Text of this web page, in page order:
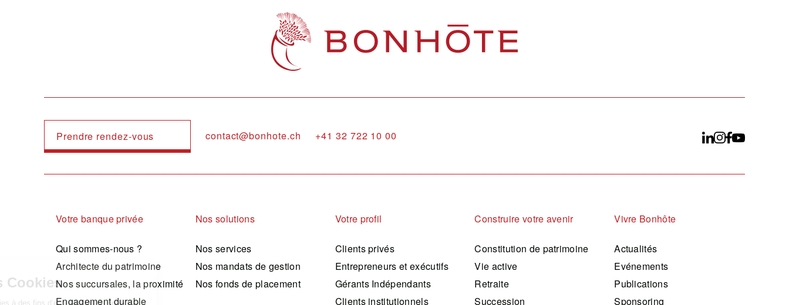
Prendre rendez-vous contact@bonhote.ch +41 32 722 10 00
Navigation principale
Votre banque privée
Qui sommes-nous ?
Architecte du patrimoine
Nos succursales, la proximité
Engagement durable
Nos solutions
Nos services
Nos mandats de gestion
Nos fonds de placement
Votre profil
Clients privés
Entrepreneurs et exécutifs
Gérants Indépendants
Clients institutionnels
Construire votre avenir
Constitution de patrimoine
Vie active
Retraite
Succession
Vivre Bonhôte
Actualités
Evénements
Publications
Sponsoring